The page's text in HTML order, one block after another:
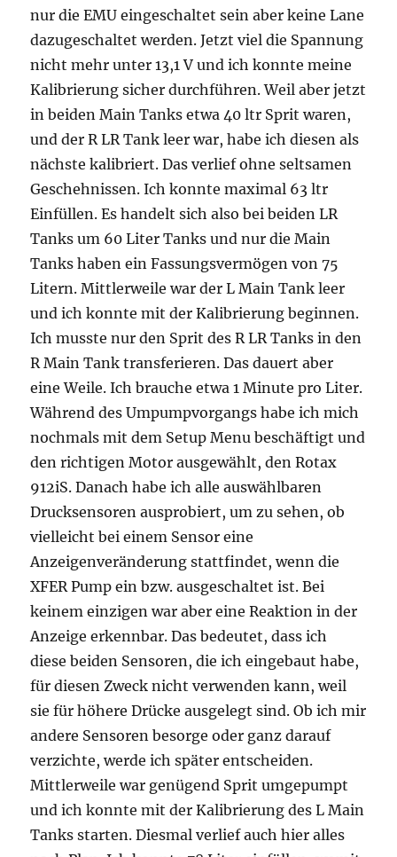
nur die EMU eingeschaltet sein aber keine Lane
dazugeschaltet werden. Jetzt viel die Spannung
nicht mehr unter 13,1 V und ich konnte meine
Kalibrierung sicher durchführen. Weil aber jetzt
in beiden Main Tanks etwa 40 ltr Sprit waren,
und der R LR Tank leer war, habe ich diesen als
nächste kalibriert. Das verlief ohne seltsamen
Geschehnissen. Ich konnte maximal 63 ltr
Einfüllen. Es handelt sich also bei beiden LR
Tanks um 60 Liter Tanks und nur die Main
Tanks haben ein Fassungsvermögen von 75
Litern. Mittlerweile war der L Main Tank leer
und ich konnte mit der Kalibrierung beginnen.
Ich musste nur den Sprit des R LR Tanks in den
R Main Tank transferieren. Das dauert aber
eine Weile. Ich brauche etwa 1 Minute pro Liter.
Während des Umpumpvorgangs habe ich mich
nochmals mit dem Setup Menu beschäftigt und
den richtigen Motor ausgewählt, den Rotax
912iS. Danach habe ich alle auswählbaren
Drucksensoren ausprobiert, um zu sehen, ob
vielleicht bei einem Sensor eine
Anzeigenveränderung stattfindet, wenn die
XFER Pump ein bzw. ausgeschaltet ist. Bei
keinem einzigen war aber eine Reaktion in der
Anzeige erkennbar. Das bedeutet, dass ich
diese beiden Sensoren, die ich eingebaut habe,
für diesen Zweck nicht verwenden kann, weil
sie für höhere Drücke ausgelegt sind. Ob ich mir
andere Sensoren besorge oder ganz darauf
verzichte, werde ich später entscheiden.
Mittlerweile war genügend Sprit umgepumpt
und ich konnte mit der Kalibrierung des L Main
Tanks starten. Diesmal verlief auch hier alles